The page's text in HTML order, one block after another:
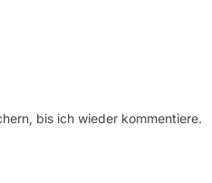
bis ich wieder kommentiere.